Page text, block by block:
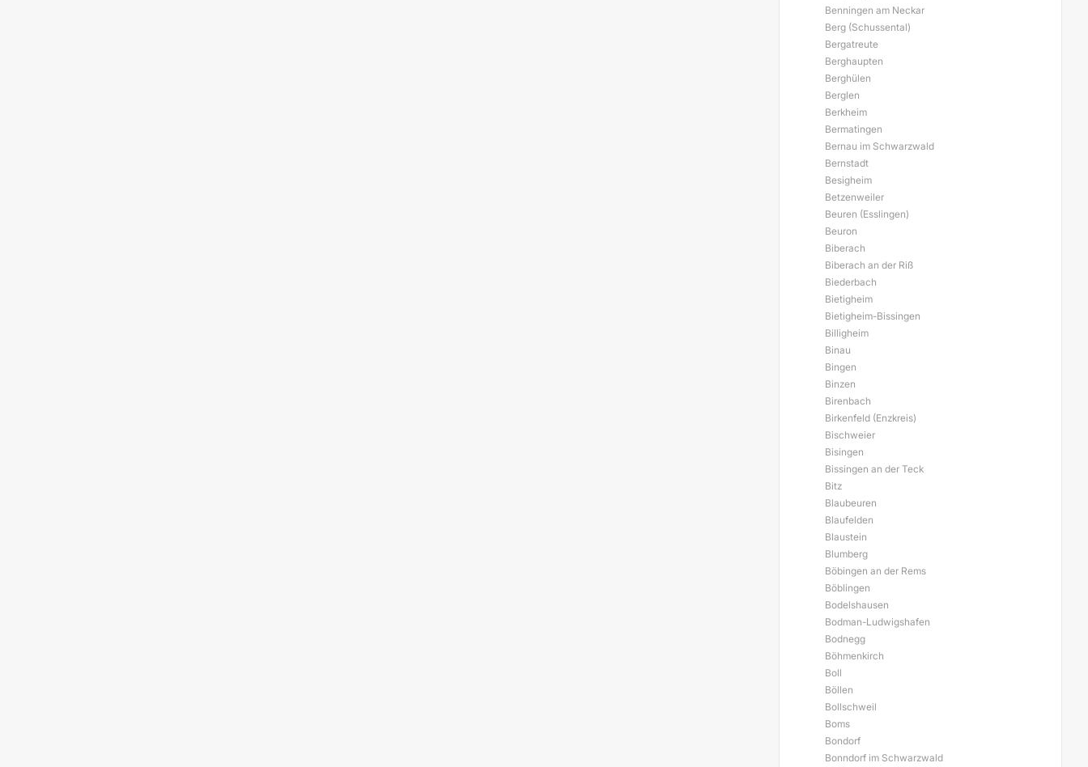
Benningen am Neckar
Berg (Schussental)
Bergatreute
Berghaupten
Berghülen
Berglen
Berkheim
Bermatingen
Bernau im Schwarzwald
Bernstadt
Besigheim
Betzenweiler
Beuren (Esslingen)
Beuron
Biberach
Biberach an der Riß
Biederbach
Bietigheim
Bietigheim-Bissingen
Billigheim
Binau
Bingen
Binzen
Birenbach
Birkenfeld (Enzkreis)
Bischweier
Bisingen
Bissingen an der Teck
Bitz
Blaubeuren
Blaufelden
Blaustein
Blumberg
Böbingen an der Rems
Böblingen
Bodelshausen
Bodman-Ludwigshafen
Bodnegg
Böhmenkirch
Boll
Böllen
Bollschweil
Boms
Bondorf
Bonndorf im Schwarzwald